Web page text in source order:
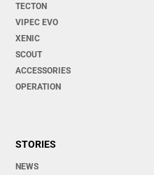
TECTON
VIPEC EVO
XENIC
SCOUT
ACCESSORIES
OPERATION
STORIES
NEWS